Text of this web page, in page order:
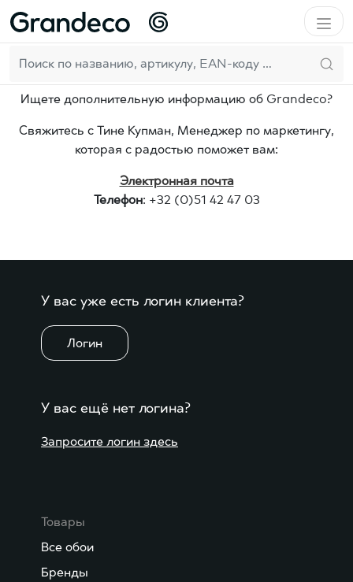
Домой Компания Для прессы
Пресса
Ищете дополнительную информацию об Grandeco?
Свяжитесь с Тине Купман, Менеджер по маркетингу,
которая с радостью поможет вам:
Электронная почта
Телефон: +32 (0)51 42 47 03
У вас уже есть логин клиента?
Логин
У вас ещё нет логина?
Запросите логин здесь
Товары
Все обои
Бренды